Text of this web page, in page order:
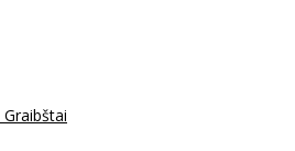
Graibštai